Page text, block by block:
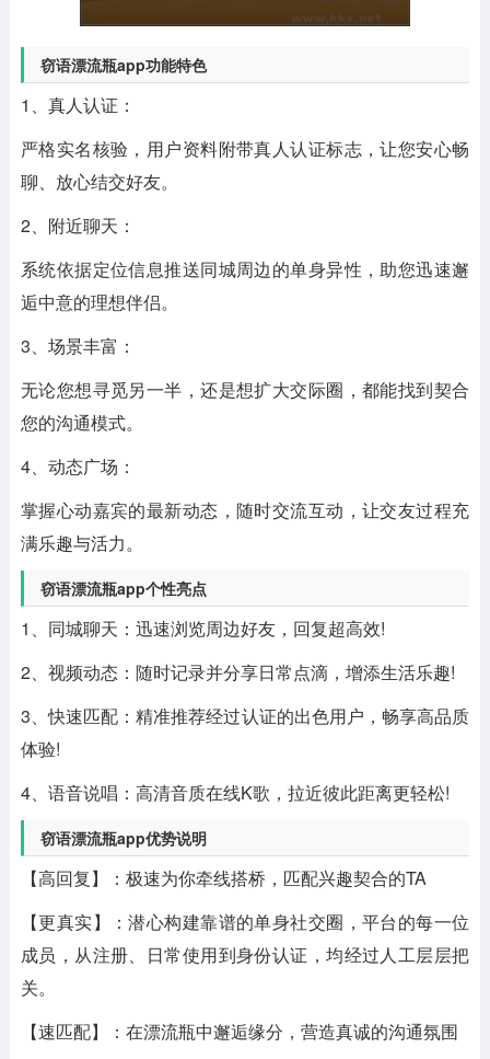
窃语漂流瓶app功能特色
1、真人认证：
严格实名核验，用户资料附带真人认证标志，让您安心畅
聊、放心结交好友。
2、附近聊天：
系统依据定位信息推送同城周边的单身异性，助您迅速邂
逅中意的理想伴侣。
3、场景丰富：
无论您想寻觅另一半，还是想扩大交际圈，都能找到契合
您的沟通模式。
4、动态广场：
掌握心动嘉宾的最新动态，随时交流互动，让交友过程充
满乐趣与活力。
窃语漂流瓶app个性亮点
1、同城聊天：迅速浏览周边好友，回复超高效!
2、视频动态：随时记录并分享日常点滴，增添生活乐趣!
3、快速匹配：精准推荐经过认证的出色用户，畅享高品质
体验!
4、语音说唱：高清音质在线K歌，拉近彼此距离更轻松!
窃语漂流瓶app优势说明
【高回复】：极速为你牵线搭桥，匹配兴趣契合的TA
【更真实】：潜心构建靠谱的单身社交圈，平台的每一位
成员，从注册、日常使用到身份认证，均经过人工层层把
关。
【速匹配】：在漂流瓶中邂逅缘分，营造真诚的沟通氛围